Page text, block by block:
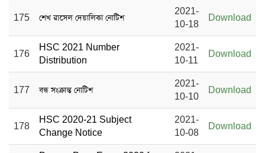
175 শেখ রাসেল দেয়ালিকা নোটিশ
2021-
10-18
Download
176
HSC 2021 Number
Distribution
2021-
10-11
Download
177 বন্ধ সংক্রান্ত নোটিশ
2021-
10-10
Download
178
HSC 2020-21 Subject
Change Notice
2021-
10-08
Download